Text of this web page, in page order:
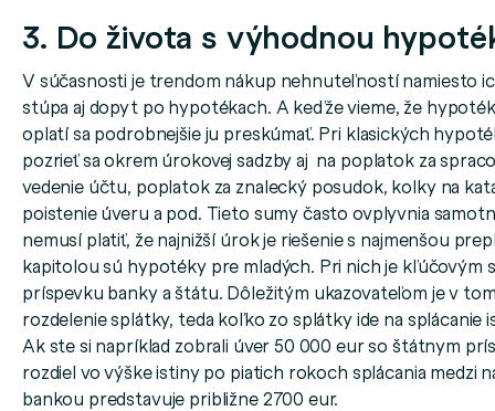
3. Do života s výhodnou
V súčasnosti je trendom nákup nehnuteľností namiesto
stúpa aj dopyt po hypotékach. A keďže vieme, že
oplatí sa podrobnejšie ju preskúmať. Pri klasických
pozrieť sa okrem úrokovej sadzby aj na poplatok za
vedenie účtu, poplatok za znalecký posudok, kolky na
poistenie úveru a pod. Tieto sumy často ovplyvnia
nemusí platiť, že najnižší úrok je riešenie s najmenšou
kapitolou sú hypotéky pre mladých. Pri nich je kľúčovým
príspevku banky a štátu. Dôležitým ukazovateľom je v
rozdelenie splátky, teda koľko zo splátky ide na splácanie
Ak ste si napríklad zobrali úver 50 000 eur so štátnym
rozdiel vo výške istiny po piatich rokoch splácania medzi
bankou predstavuje približne 2700 eur.